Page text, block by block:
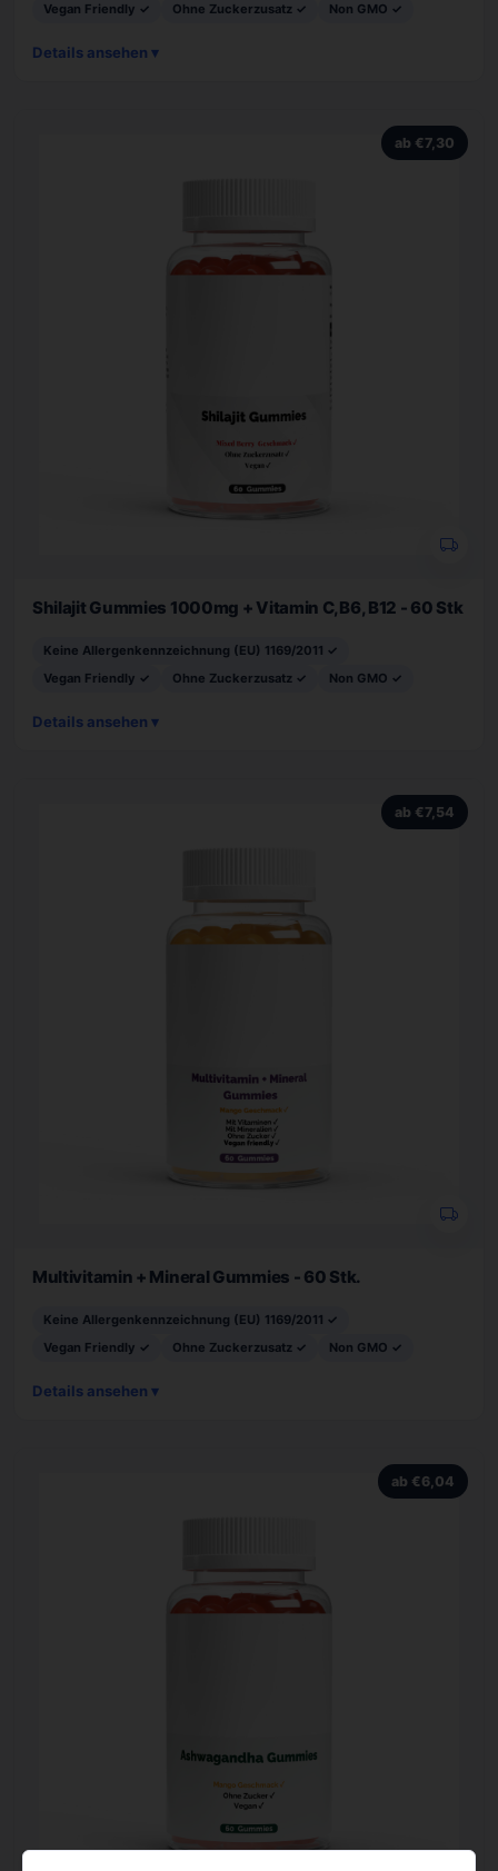
Vegan Friendly ✓
Ohne Zuckerzusatz ✓ Non GMO ✓
Details ansehen ▾
ab €7,30
Shilajit Gummies 1000mg + Vitamin C,B6, B12 - 60 Stk
Keine Allergenkennzeichnung (EU) 1169/2011 ✓
Vegan Friendly ✓
Ohne Zuckerzusatz ✓ Non GMO ✓
Details ansehen ▾
ab €7,54
Multivitamin + Mineral Gummies - 60 Stk.
Keine Allergenkennzeichnung (EU) 1169/2011 ✓
Vegan Friendly ✓
Ohne Zuckerzusatz ✓ Non GMO ✓
Details ansehen ▾
ab €6,04